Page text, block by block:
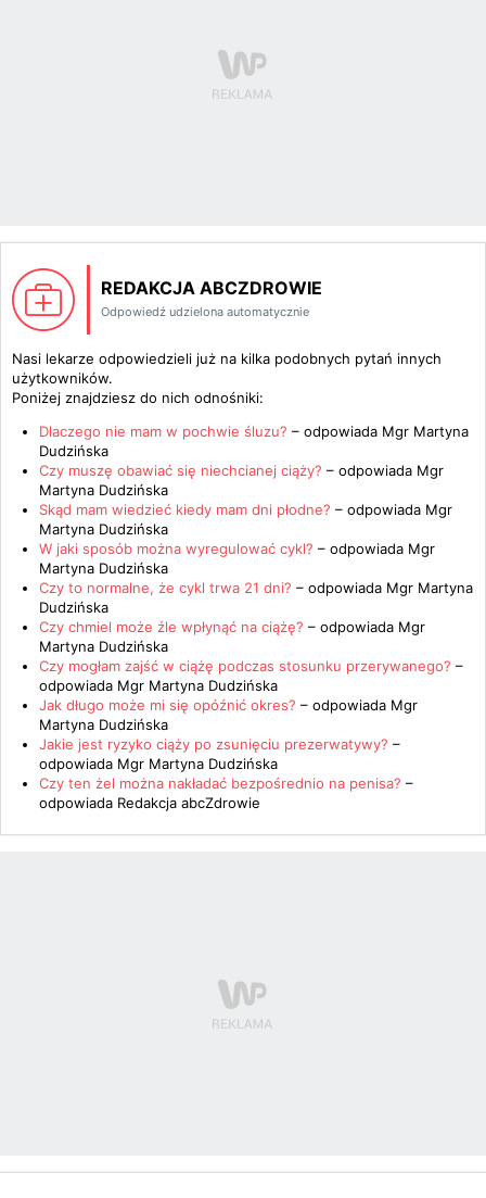
REDAKCJA ABCZDROWIE
Odpowiedź udzielona automatycznie
Nasi lekarze odpowiedzieli już na kilka podobnych pytań innych
użytkowników.
Poniżej znajdziesz do nich odnośniki:
Dlaczego nie mam w pochwie śluzu? – odpowiada Mgr Martyna
Dudzińska
Czy muszę obawiać się niechcianej ciąży? – odpowiada Mgr
Martyna Dudzińska
Skąd mam wiedzieć kiedy mam dni płodne? – odpowiada Mgr
Martyna Dudzińska
W jaki sposób można wyregulować cykl? – odpowiada Mgr
Martyna Dudzińska
Czy to normalne, że cykl trwa 21 dni? – odpowiada Mgr Martyna
Dudzińska
Czy chmiel może źle wpłynąć na ciążę? – odpowiada Mgr
Martyna Dudzińska
Czy mogłam zajść w ciążę podczas stosunku przerywanego? –
odpowiada Mgr Martyna Dudzińska
Jak długo może mi się opóźnić okres? – odpowiada Mgr
Martyna Dudzińska
Jakie jest ryzyko ciąży po zsunięciu prezerwatywy? –
odpowiada Mgr Martyna Dudzińska
Czy ten żel można nakładać bezpośrednio na penisa? –
odpowiada Redakcja abcZdrowie